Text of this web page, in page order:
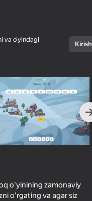
va o‘yindagi
Kirish
o'yinining zamonaviy
o'rgating va agar siz